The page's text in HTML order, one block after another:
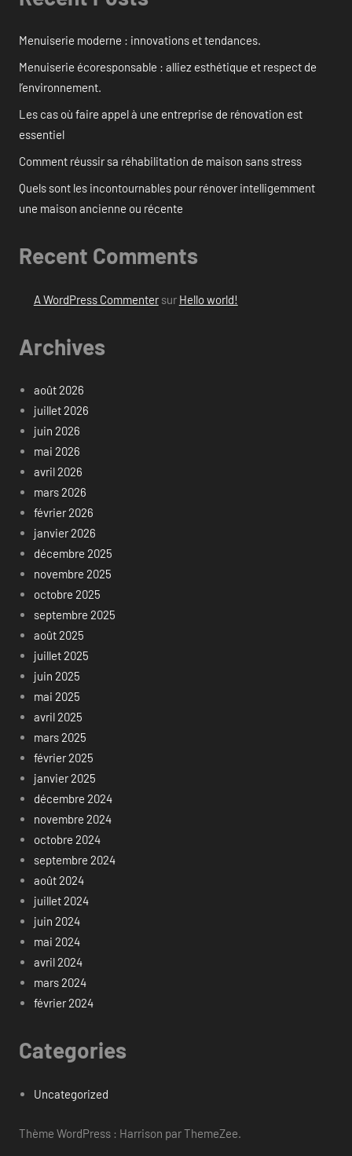
Menuiserie moderne : innovations et tendances.
Menuiserie écoresponsable : alliez esthétique et respect de
l’environnement.
Les cas où faire appel à une entreprise de rénovation est
essentiel
Comment réussir sa réhabilitation de maison sans stress
Quels sont les incontournables pour rénover intelligemment
une maison ancienne ou récente
Recent Comments
A WordPress Commentersur Hello world!
Archives
août 2026
juillet 2026
juin 2026
mai 2026
avril 2026
mars 2026
février 2026
janvier 2026
décembre 2025
novembre 2025
octobre 2025
septembre 2025
août 2025
juillet 2025
juin 2025
mai 2025
avril 2025
mars 2025
février 2025
janvier 2025
décembre 2024
novembre 2024
octobre 2024
septembre 2024
août 2024
juillet 2024
juin 2024
mai 2024
avril 2024
mars 2024
février 2024
Categories
Uncategorized
Thème WordPress : Harrison par ThemeZee.